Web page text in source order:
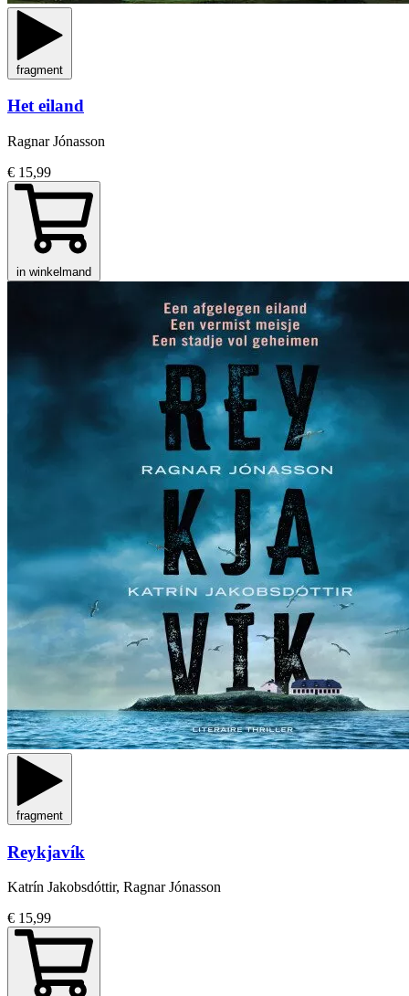
fragment
Het eiland
Ragnar Jónasson
€ 15,99
in winkelmand
fragment
Reykjavík
Katrín Jakobsdóttir, Ragnar Jónasson
€ 15,99